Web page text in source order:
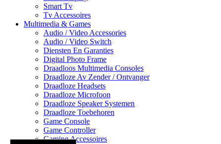
Smart Tv
Tv Accessoires
Multimedia & Games
Audio / Video Accessories
Audio / Video Switch
Diensten En Garanties
Digital Photo Frame
Draadloos Multimedia Consoles
Draadloze Av Zender / Ontvanger
Draadloze Headsets
Draadloze Microfoon
Draadloze Speaker Systemen
Draadloze Toebehoren
Game Console
Game Controller
Gaming Accessoires